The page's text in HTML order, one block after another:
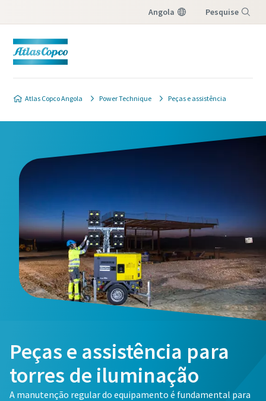
Angola Pesquise
Atlas Copco Angola Power Technique Peças e assistência
Peças e assistência para
torres de iluminação
A manutenção regular do equipamento é fundamental para